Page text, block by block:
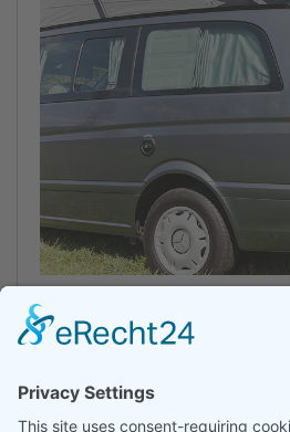
El AIR-SAFE permite tener
la furgoneta (aprox. 10 cm) y al
cerrarlo con llave.
Made in Germany.